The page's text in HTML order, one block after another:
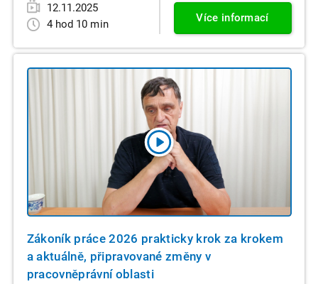
12.11.2025
4 hod 10 min
Více informací
Zákoník práce 2026 prakticky krok za krokem
a aktuálně, připravované změny v
pracovněprávní oblasti